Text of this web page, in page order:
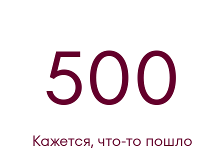
500
Кажется, что-то пошло